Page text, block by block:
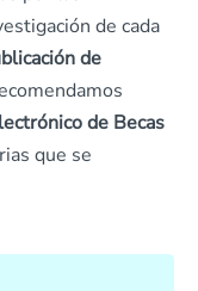
de cada
de
de Becas
que se